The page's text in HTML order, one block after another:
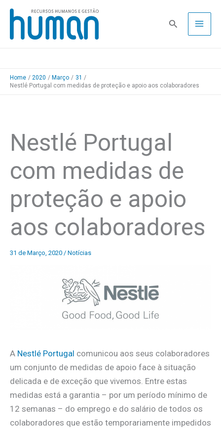
Skip
content
Pesquisa
Home 2020 Março
31
Nestlé Portugal com medidas de proteção e apoio aos colaboradores
Nestlé Portugal
com medidas de
proteção e apoio
aos colaboradores
31 de Março, 2020 / Notícias
A Nestlé Portugal comunicou aos seus colaboradores
um conjunto de medidas de apoio face à situação
delicada e de exceção que vivemos. Entre estas
medidas está a garantia – por um período mínimo de
12 semanas – do emprego e do salário de todos os
colaboradores que estão temporariamente impedidos